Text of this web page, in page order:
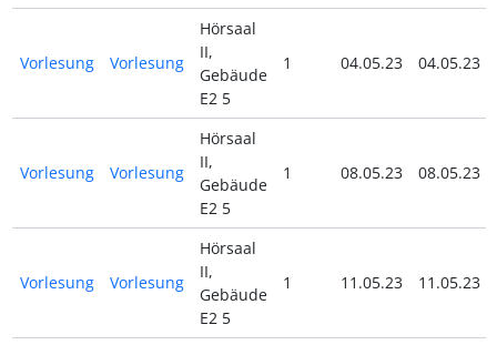
Vorlesung Vorlesung
Hörsaal
II,
Gebäude
E2 5
1 04.05.23 04.05.23
Vorlesung Vorlesung
Hörsaal
II,
Gebäude
E2 5
1 08.05.23 08.05.23
Vorlesung Vorlesung
Hörsaal
II,
Gebäude
E2 5
1 11.05.23 11.05.23